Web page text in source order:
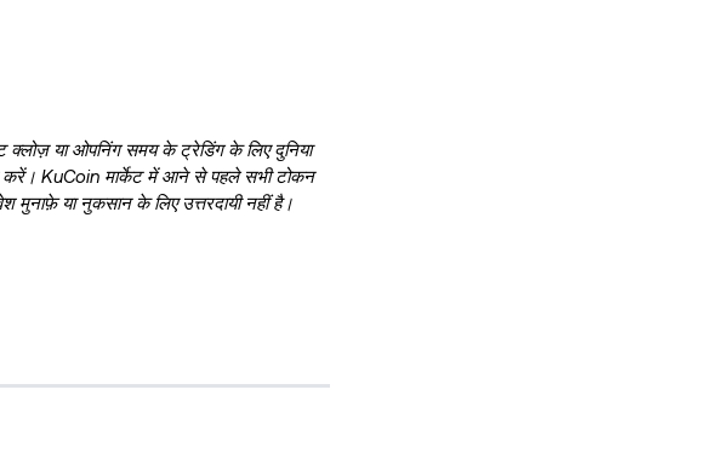
क्लोज़ या ओपनिंग समय के ट्रेडिंग के लिए दुनिया
करें। KuCoin मार्केट में आने से पहले सभी टोकन
मुनाफ़े या नुकसान के लिए उत्तरदायी नहीं है।